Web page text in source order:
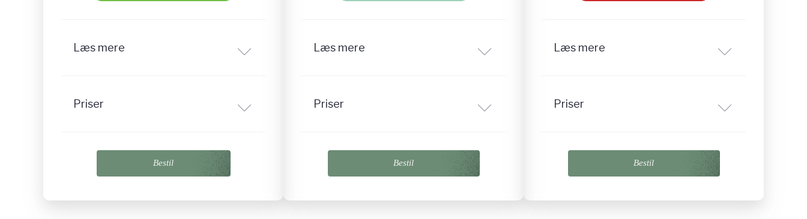
Læs mere
Priser
Bestil
Læs mere
Priser
Bestil
Læs mere
Priser
Bestil